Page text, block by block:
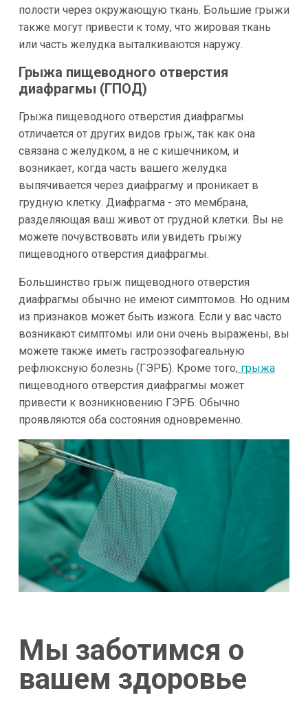
полости через окружающую ткань. Большие грыжи
также могут привести к тому, что жировая ткань
или часть желудка выталкиваются наружу.
Грыжа пищеводного отверстия
диафрагмы (ГПОД)
Грыжа пищеводного отверстия диафрагмы
отличается от других видов грыж, так как она
связана с желудком, а не с кишечником, и
возникает, когда часть вашего желудка
выпячивается через диафрагму и проникает в
грудную клетку. Диафрагма - это мембрана,
разделяющая ваш живот от грудной клетки. Вы не
можете почувствовать или увидеть грыжу
пищеводного отверстия диафрагмы.
Большинство грыж пищеводного отверстия
диафрагмы обычно не имеют симптомов. Но одним
из признаков может быть изжога. Если у вас часто
возникают симптомы или они очень выражены, вы
можете также иметь гастроэзофагеальную
рефлюксную болезнь (ГЭРБ). Кроме того,грыжа
пищеводного отверстия диафрагмы может
привести к возникновению ГЭРБ. Обычно
проявляются оба состояния одновременно.
Мы заботимся о
вашем здоровье